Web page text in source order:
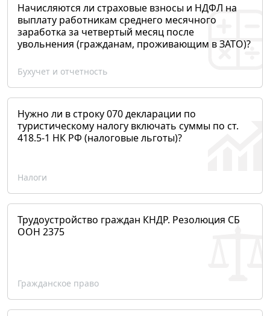
Начисляются ли страховые взносы и НДФЛ на
выплату работникам среднего месячного
заработка за четвертый месяц после
увольнения (гражданам, проживающим в ЗАТО)?
Бухучет и отчетность
Нужно ли в строку 070 декларации по
туристическому налогу включать суммы по ст.
418.5-1 НК РФ (налоговые льготы)?
Налоги
Трудоустройство граждан КНДР. Резолюция СБ
ООН 2375
Гражданское право